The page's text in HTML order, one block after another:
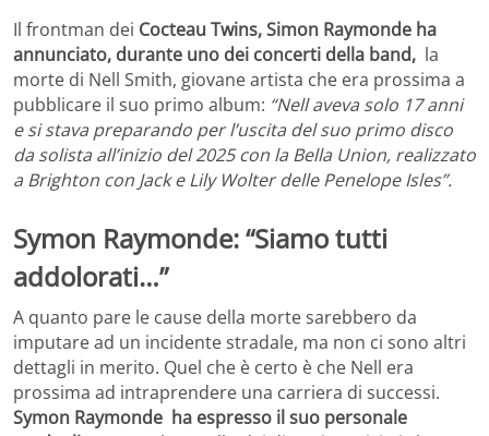
Il frontman dei Cocteau Twins, Simon Raymonde ha
annunciato, durante uno dei concerti della band, la
morte di Nell Smith, giovane artista che era prossima a
pubblicare il suo primo album: “Nell aveva solo 17 anni
e si stava preparando per l’uscita del suo primo disco
da solista all’inizio del 2025 con la Bella Union, realizzato
a Brighton con Jack e Lily Wolter delle Penelope Isles”.
Symon Raymonde: “Siamo tutti
addolorati…”
A quanto pare le cause della morte sarebbero da
imputare ad un incidente stradale, ma non ci sono altri
dettagli in merito. Quel che è certo è che Nell era
prossima ad intraprendere una carriera di successi.
Symon Raymonde ha espresso il suo personale